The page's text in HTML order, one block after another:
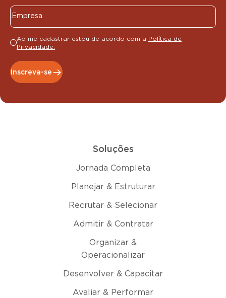
Ao me cadastrar estou de acordo com a Política de
Privacidade.
Inscreva-se
Soluções
Jornada Completa
Planejar & Estruturar
Recrutar & Selecionar
Admitir & Contratar
Organizar &
Operacionalizar
Desenvolver & Capacitar
Avaliar & Performar